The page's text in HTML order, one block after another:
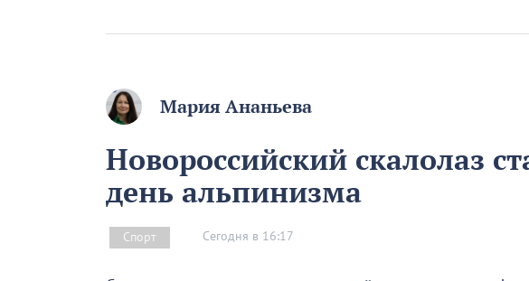
Мария Ананьева
Новороссийский скалолаз
день альпинизма
Спорт Сегодня в 16:17